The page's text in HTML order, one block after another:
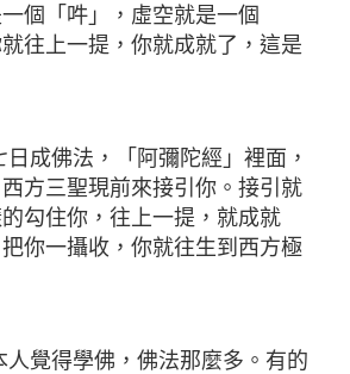
個「吽」，虛空就是一個
就往上一提，你就成就了，這是
成佛法，「阿彌陀經」裡面，
方三聖現前來接引你。接引就
勾住你，往上一提，就成就
把你一攝收，你就往生到西方極
覺得學佛，佛法那麼多。有的